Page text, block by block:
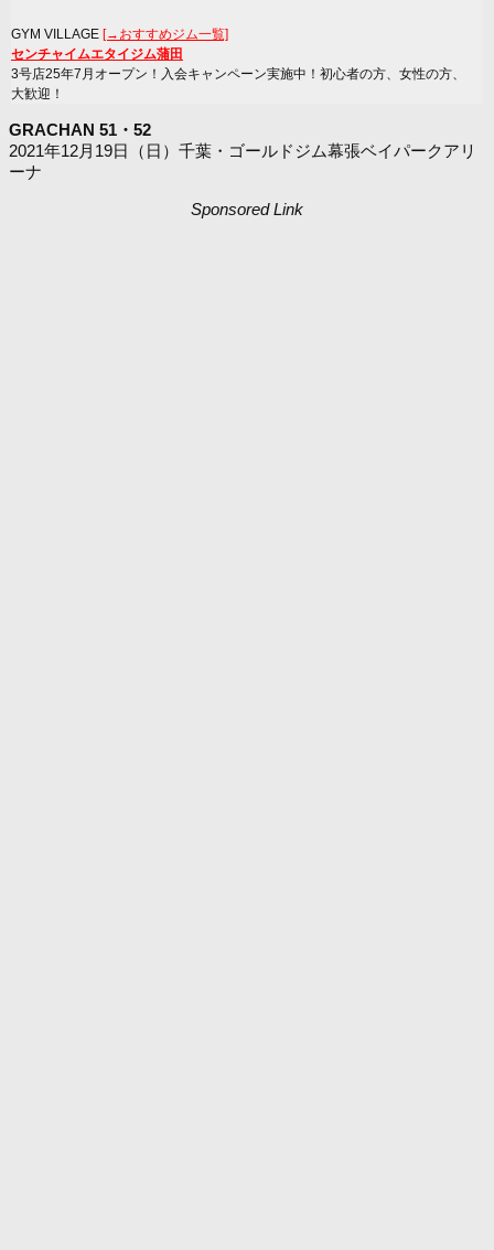
GYM VILLAGE [→おすすめジム一覧]
センチャイムエタイジム蒲田
3号店25年7月オープン！入会キャンペーン実施中！初心者の方、女性の方、
大歓迎！
GRACHAN 51・52
2021年12月19日（日）千葉・ゴールドジム幕張ベイパークアリ
ーナ
Sponsored Link